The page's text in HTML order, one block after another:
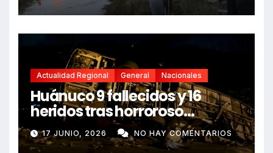
Actualidad Regional General Nacionales
Huánuco 9 fallecidos y 16
heridos tras horroroso
despiste de bus Real Chancas
que impactó contra vivienda
17 JUNIO, 2026 NO HAY COMENTARIOS